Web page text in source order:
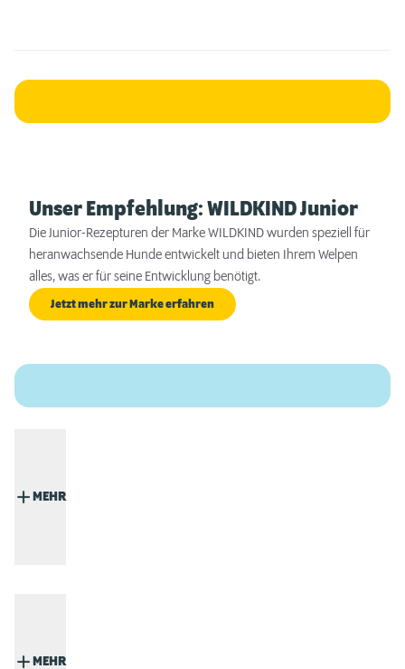
Unser Empfehlung: WILDKIND Junior
Die Junior-Rezepturen der Marke WILDKIND wurden speziell für
heranwachsende Hunde entwickelt und bieten Ihrem Welpen
alles, was er für seine Entwicklung benötigt.
Jetzt mehr zur Marke erfahren
MEHR
MEHR